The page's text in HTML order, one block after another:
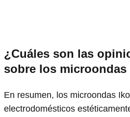
¿Cuáles son las
sobre los microondas
En resumen, los microondas
electrodomésticos